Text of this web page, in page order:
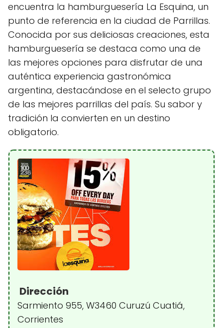
encuentra la hamburguesería La Esquina, un
punto de referencia en la ciudad de Parrillas.
Conocida por sus deliciosas creaciones, esta
hamburguesería se destaca como una de
las mejores opciones para disfrutar de una
auténtica experiencia gastronómica
argentina, destacándose en el selecto grupo
de las mejores parrillas del país. Su sabor y
tradición la convierten en un destino
obligatorio.
Dirección
Sarmiento 955, W3460 Curuzú Cuatiá,
Corrientes